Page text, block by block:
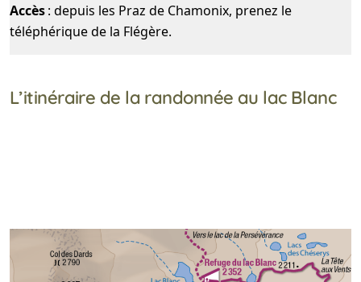
Accès: depuis les Praz de Chamonix, prenez le
téléphérique de la Flégère.
L’itinéraire de la randonnée au lac Blanc